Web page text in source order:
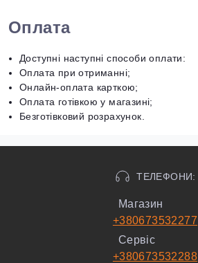
Оплата
Доступні наступні способи оплати:
Оплата при отриманні;
Онлайн-оплата карткою;
Оплата готівкою у магазині;
Безготівковий розрахунок.
ТЕЛЕФОНИ:
Магазин
+380673532277
Сервіс
+380673532288